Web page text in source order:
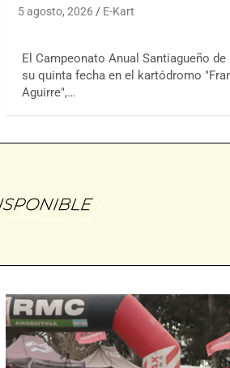
5 agosto, 2026 E-Kart
El Campeonato Anual Santiagueño
su quinta fecha en el kartódromo
Aguirre",…